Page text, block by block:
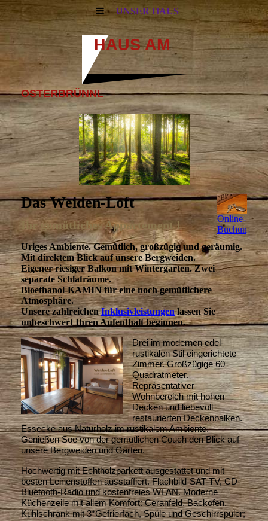
UNSER HAUS
HAUS AM
OSTERBRÜNNL
Online-
Buchung
Das Weiden-Loft
Ihr gemütliches Appartement !
Uriges Ambiente. Gemütlich, großzügig und geräumig.
Mit direktem Blick auf unsere Bergweiden.
Eigener riesiger Balkon mit Wintergarten. Zwei
separate Schlafräume.
Bioethanol-KAMIN für eine noch gemütlichere
Atmosphäre.
Unsere zahlreichenInklusivleistungenlassen Sie
unbeschwert Ihren Aufenthalt beginnen.
Drei im modernen edel-
rustikalen Stil eingerichtete
Zimmer. Großzügige 60
Quadratmeter.
Repräsentativer
Wohnbereich mit hohen
Decken und liebevoll
restaurierten Deckenbalken.
Essecke aus Naturholz im rustikalem Ambiente.
Genießen Soe von der gemütlichen Couch den Blick auf
unsere Bergweiden und Gärten.
Hochwertig mit Echtholzparkett ausgestattet und mit
besten Leinenstoffen ausstaffiert. Flachbild-SAT-TV, CD-
Bluetooth-Radio und kostenfreies WLAN. Moderne
Küchenzeile mit allem Komfort: Ceranfeld, Backofen,
Kühlschrank mit 3*Gefrierfach, Spüle und Geschirrspüler;